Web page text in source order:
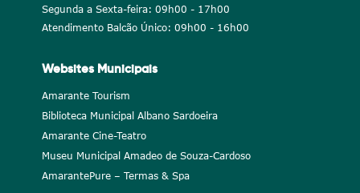
Segunda a Sexta-feira: 09h00 - 17h00
Atendimento Balcão Único: 09h00 - 16h00
Websites Municipais
Amarante Tourism
Biblioteca Municipal Albano Sardoeira
Amarante Cine-Teatro
Museu Municipal Amadeo de Souza-Cardoso
AmarantePure – Termas & Spa